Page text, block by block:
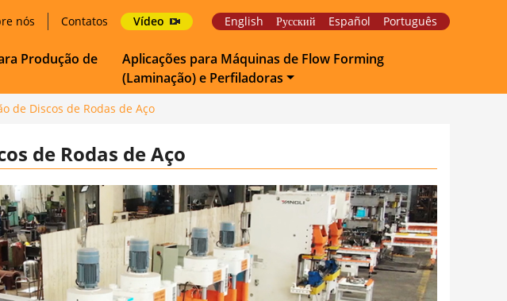
nós Contatos Vídeo English Русский Español Português
Produção de
Aplicações para Máquinas de Flow Forming
(Laminação) e Perfiladoras
de Discos de Rodas de Aço
de Rodas de Aço